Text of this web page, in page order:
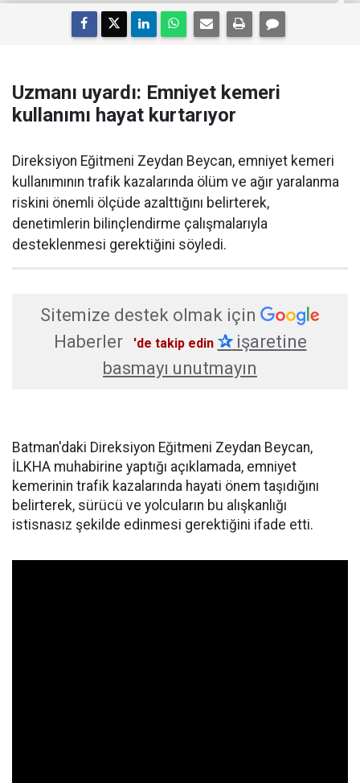
Uzmanı uyardı: Emniyet kemeri
kullanımı hayat kurtarıyor
Direksiyon Eğitmeni Zeydan Beycan, emniyet kemeri
kullanımının trafik kazalarında ölüm ve ağır yaralanma
riskini önemli ölçüde azalttığını belirterek,
denetimlerin bilinçlendirme çalışmalarıyla
desteklenmesi gerektiğini söyledi.
Sitemize destek olmak için
Haberler
'de takip edin ✰işaretine
basmayı unutmayın
Batman'daki Direksiyon Eğitmeni Zeydan Beycan,
İLKHA muhabirine yaptığı açıklamada, emniyet
kemerinin trafik kazalarında hayati önem taşıdığını
belirterek, sürücü ve yolcuların bu alışkanlığı
istisnasız şekilde edinmesi gerektiğini ifade etti.